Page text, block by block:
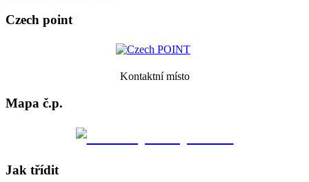
Czech point
Kontaktní místo
Mapa č.p.
Jak třídit